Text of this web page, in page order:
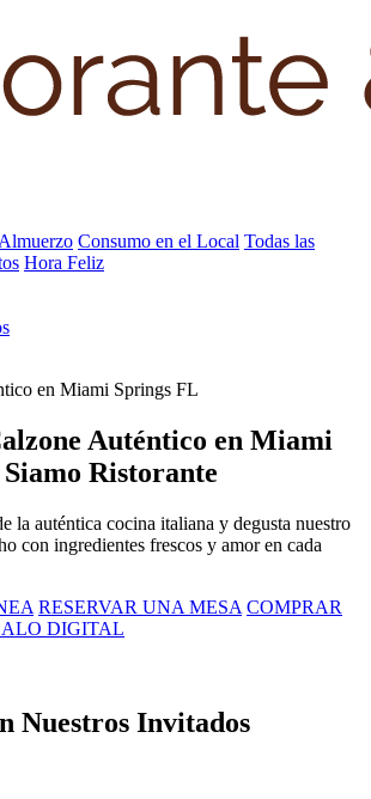
Consumo en el Local Todas las
Hora Feliz
en Miami Springs FL
Auténtico en Miami
Ristorante
la auténtica cocina italiana y degusta nuestro
con ingredientes frescos y amor en cada
RESERVAR UNA MESA COMPRAR
DIGITAL
Nuestros Invitados